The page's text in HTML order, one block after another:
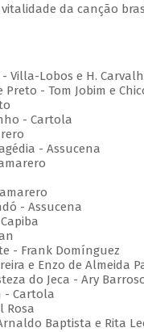
da canção
Villa-Lobos e H.
Preto - Tom Jobim e
- Cartola
- Assucena
- Assucena
- Frank Domínguez
e Enzo de Almeida
do Jeca - Ary
- Cartola
Rosa
Baptista e Rita